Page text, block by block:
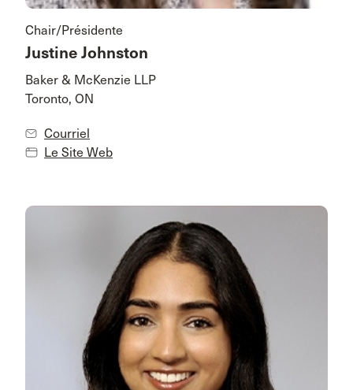
Chair/Présidente
Justine Johnston
Baker & McKenzie LLP
Toronto, ON
Courriel
Le Site Web